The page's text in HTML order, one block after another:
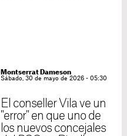
Montserrat Dameson
Sábado, 30 de mayo de 2026 - 05:30
El conseller Vila ve un
"error" en que uno de
los nuevos concejales